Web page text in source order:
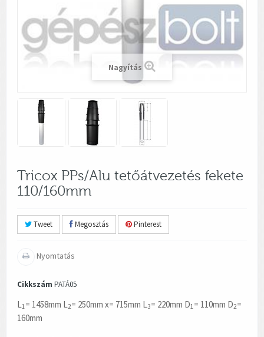
Nagyítás
Tricox PPs/Alu tetőátvezetés fekete
110/160mm
Tweet Megosztás Pinterest
Nyomtatás
Cikkszám PATÁ05
L 1= 1458mm L 2= 250mm x= 715mm L 3= 220mm D1= 110mm D2=
160mm